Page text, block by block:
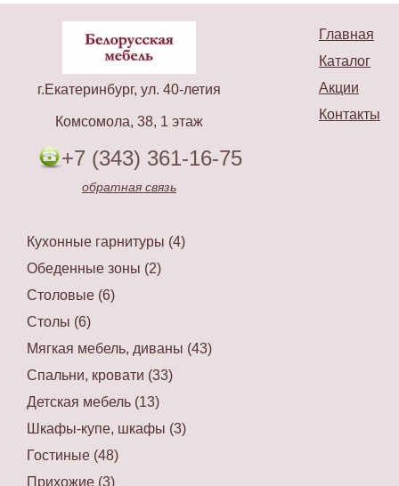
Главная
Каталог
Акции
Контакты
г.Екатеринбург, ул. 40-летия
Комсомола, 38, 1 этаж
+7 (343) 361-16-75
обратная связь
Кухонные гарнитуры (4)
Обеденные зоны (2)
Столовые (6)
Столы (6)
Мягкая мебель, диваны (43)
Спальни, кровати (33)
Детская мебель (13)
Шкафы-купе, шкафы (3)
Гостиные (48)
Прихожие (3)